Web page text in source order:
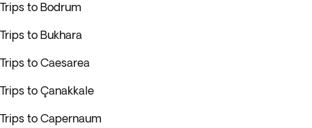
Trips to Bodrum
Trips to Bukhara
Trips to Caesarea
Trips to Çanakkale
Trips to Capernaum